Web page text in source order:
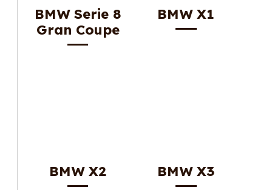
BMW Serie 8
Gran Coupe
BMW X1
BMW X2 BMW X3